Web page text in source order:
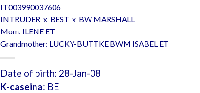
IT003990037606
INTRUDER x BEST x BW MARSHALL
Mom: ILENE ET
Grandmother: LUCKY-BUTTKE BWM ISABEL ET
Date of birth: 28-Jan-08
K-caseina: BE